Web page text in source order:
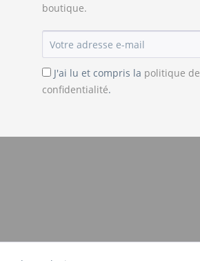
boutique.
J'ai lu et compris la politique de
confidentialité.